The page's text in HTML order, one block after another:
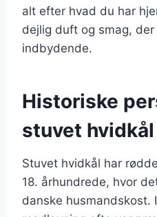
alt efter hvad du har
dejlig duft og smag,
indbydende.
Historiske
stuvet
Stuvet hvidkål har
18. århundrede, hvor
danske husmandskost.